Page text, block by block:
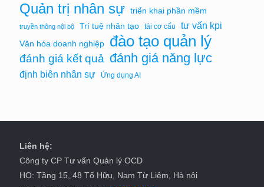
Quản trị nhân sự triển khai phần mềm
truyền thông nội bộ Trí tuệ nhân tạo tái cơ cấu tư vấn kpi
Văn hóa doanh nghiệp đào tạo quản lý
đánh giá kết quả đánh giá năng lực
định biên nhân sự Ứng dụng AI
Liên hệ:
Công ty CP Tư vấn Quản lý OCD
HO: Tầng 15, 48 Tố Hữu, Nam Từ Liêm, Hà nội